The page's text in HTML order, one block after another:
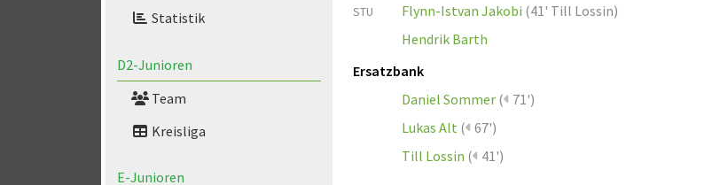
Statistik
D2-Junioren
Team
Kreisliga
E-Junioren
STU Flynn-Istvan Jakobi (41' Till Lossin)
Hendrik Barth
Ersatzbank
Daniel Sommer ( 71')
Lukas Alt ( 67')
Till Lossin ( 41')